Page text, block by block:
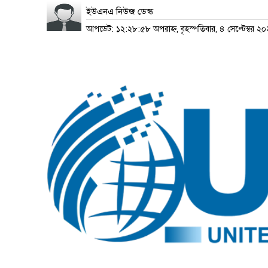
ইউএনএ নিউজ ডেস্ক
আপডেট: ১২:২৮:৫৮ অপরাহ্ন, বৃহস্পতিবার, ৪ সেপ্টেম্বর